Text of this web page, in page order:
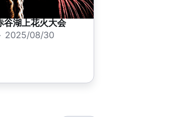
湖上花火大会
2025/08/30